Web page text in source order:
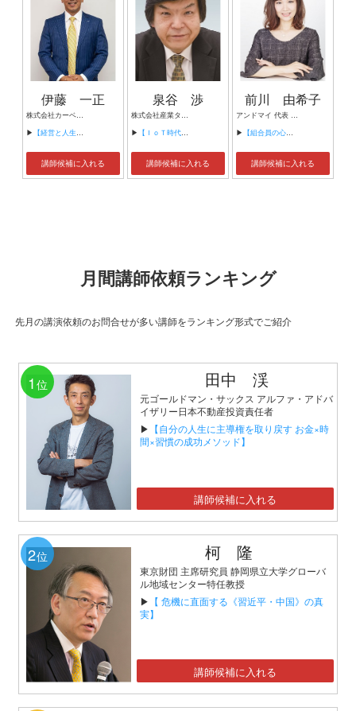
伊藤 一正
株式会社カーベル代表取締役社長 プロレスラーカーベル伊藤
▶ 【経営と人生がHappyになる3つのキーワード】
講師候補に入れる
泉谷 渉
株式会社産業タイムズ社 代表取締役会長 半導体産業新聞 特別編集委員
▶ 【ＩｏＴ時代にニッポンの製造業が一気に抜け出す！！ ～世界トップシェアのセンサーとロボットで戦え！】
講師候補に入れる
前川 由希子
アンドマイ 代表 組織活性化コンサルタント
▶ 【組合員の心をぐっと掴むコミュニケーション術～組合員が「あなたが言うなら」と動き出す３ステップ～】
講師候補に入れる
月間講師依頼ランキング
先月の講演依頼のお問合せが多い講師をランキング形式でご紹介
1 位 田中 渓
元ゴールドマン・サックス アルファ・アドバ
イザリー日本不動産投資責任者
▶ 【自分の人生に主導権を取り戻す お金×時
間×習慣の成功メソッド】
講師候補に入れる
2位 柯 隆
東京財団 主席研究員 静岡県立大学グローバ
ル地域センター特任教授
▶ 【 危機に直面する《習近平・中国》の真
実】
講師候補に入れる